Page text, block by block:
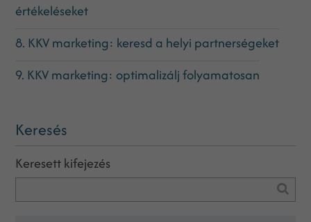
értékeléseket
8. KKV marketing: keresd a helyi partnerségeket
9. KKV marketing: optimalizálj folyamatosan
Keresés
Keresett kifejezés